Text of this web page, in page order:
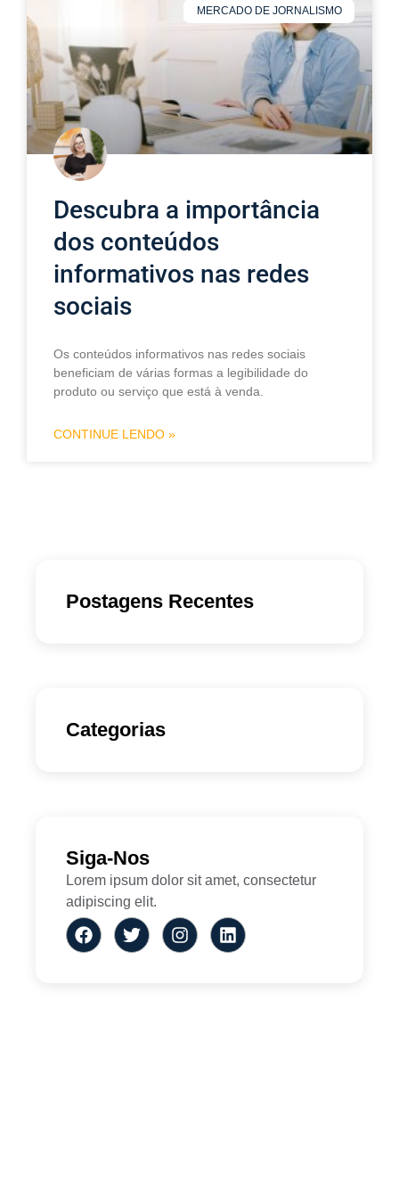
MERCADO DE JORNALISMO
Descubra a importância
dos conteúdos
informativos nas redes
sociais
Os conteúdos informativos nas redes sociais
beneficiam de várias formas a legibilidade do
produto ou serviço que está à venda.
CONTINUE LENDO »
Postagens Recentes
Categorias
Siga-Nos
Lorem ipsum dolor sit amet, consectetur
adipiscing elit.